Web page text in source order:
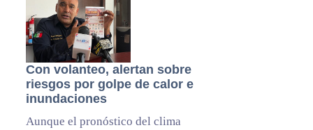
Con volanteo, alertan sobre
riesgos por golpe de calor e
inundaciones
Aunque el pronóstico del clima